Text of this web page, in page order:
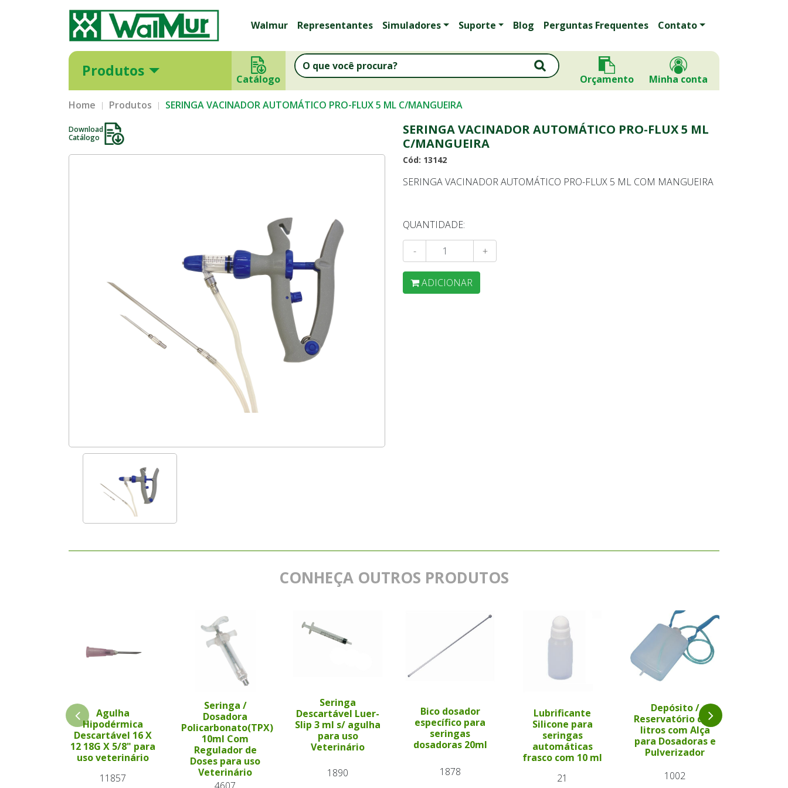
Walmur Representantes Simuladores Suporte Blog Perguntas Frequentes Contato
Produtos Catálogo Orçamento Minha conta
Home Produtos SERINGA VACINADOR AUTOMÁTICO PRO-FLUX 5 ML C/MANGUEIRA
Download
Catálogo
SERINGA VACINADOR AUTOMÁTICO PRO-FLUX 5 ML
C/MANGUEIRA
Cód: 13142
SERINGA VACINADOR AUTOMÁTICO PRO-FLUX 5 ML COM MANGUEIRA
QUANTIDADE:
- +
ADICIONAR
CONHEÇA OUTROS PRODUTOS
Agulha
Hipodérmica
Descartável 16 X
12 18G X 5/8" para
uso veterinário
11857
Seringa /
Dosadora
Policarbonato(TPX)
10ml Com
Regulador de
Doses para uso
Veterinário
Seringa
Descartável Luer-
Slip 3 ml s/ agulha
para uso
Veterinário
1890
Bico dosador
específico para
seringas
dosadoras 20ml
1878
Lubrificante
Silicone para
seringas
automáticas
frasco com 10 ml
21
Depósito /
Reservatório de 2
litros com Alça
para Dosadoras e
Pulverizador
1002